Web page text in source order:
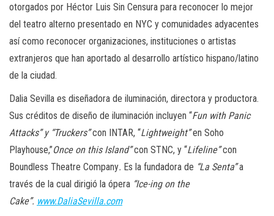
otorgados por Héctor Luis Sin Censura para reconocer lo mejor
del teatro alterno presentado en NYC y comunidades adyacentes
así como reconocer organizaciones, instituciones o artistas
extranjeros que han aportado al desarrollo artístico hispano/latino
de la ciudad.
Dalia Sevilla es diseñadora de iluminación, directora y productora.
Sus créditos de diseño de iluminación incluyen “Fun with Panic
Attacks” y “Truckers”con INTAR, “Lightweight”en Soho
Playhouse,”Once on this Island”con STNC, y “Lifeline”con
Boundless Theatre Company. Es la fundadora de “La Senta”a
través de la cual dirigió la ópera “Ice-ing on the
Cake”. www.DaliaSevilla.com